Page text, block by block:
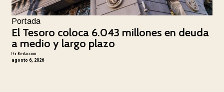
Portada
El Tesoro coloca 6.043 millones en deuda
a medio y largo plazo
PorRedacción
agosto 6, 2026